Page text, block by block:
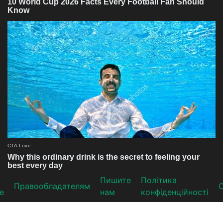
Прaвooблaдателям
Пишите
нам
Політика
конфіденційності